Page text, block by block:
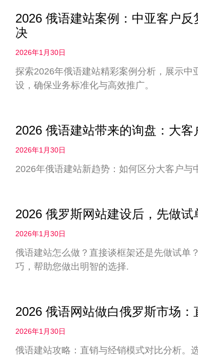
2026 俄语建站案例：中亚客户
决
2026年1月30日
探索2026年俄语建站精彩案例分析，展示
设，确保业务标准化与高效推广。
2026 俄语建站带来的询盘：大
2026年1月30日
2026年俄语建站新趋势：如何区分大客户
2026 俄罗斯网站建设后，先做
2026年1月30日
俄语建站怎么做？直接谈框架还是先做试单
巧，帮助您做出明智的选择.
2026 俄语网站做白俄罗斯市场
2026年1月30日
俄语建站攻略：直销与经销模式对比分析。